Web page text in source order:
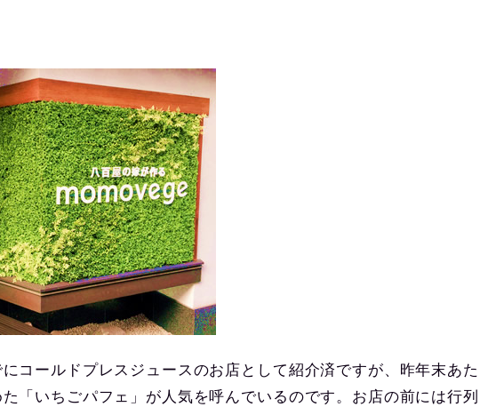
コールドプレスジュースのお店として紹介済ですが、昨年末あた
「いちごパフェ」が人気を呼んでいるのです。お店の前には行列